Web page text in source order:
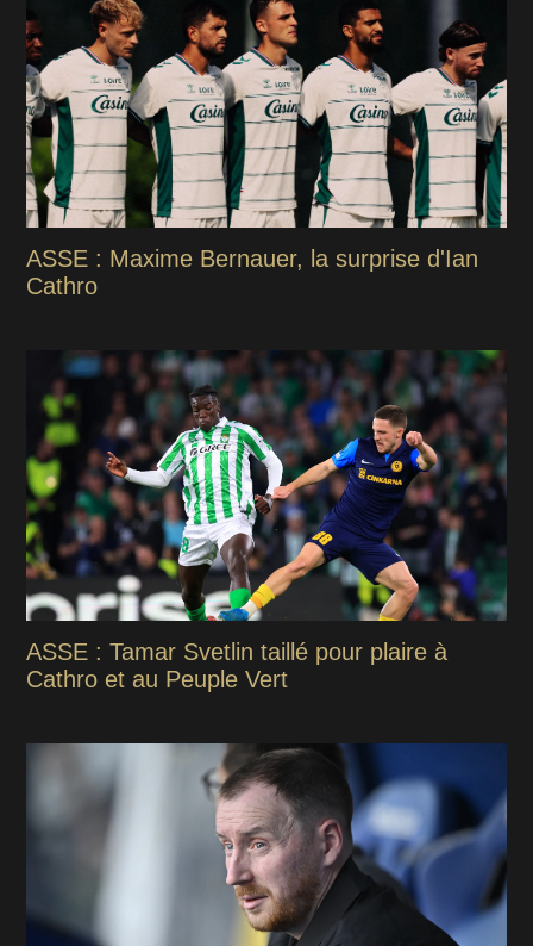
ASSE : Maxime Bernauer, la surprise d'Ian
Cathro
ASSE : Tamar Svetlin taillé pour plaire à
Cathro et au Peuple Vert